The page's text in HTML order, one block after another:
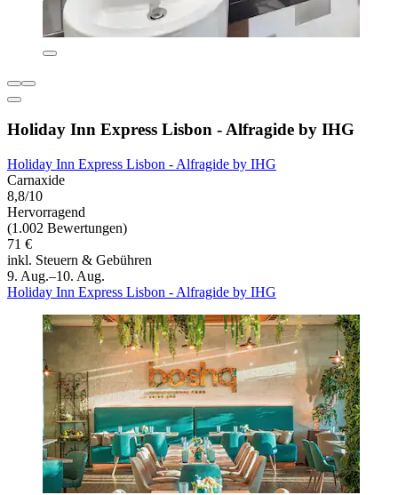
Holiday Inn Express Lisbon - Alfragide by IHG
Holiday Inn Express Lisbon - Alfragide by IHG
Carnaxide
8,8/10
Hervorragend
(1.002 Bewertungen)
71 €
inkl. Steuern & Gebühren
9. Aug.–10. Aug.
Holiday Inn Express Lisbon - Alfragide by IHG